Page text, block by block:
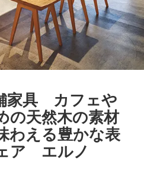
家具 カフェや
の天然木の素材
わえる豊かな表
ア エルノ